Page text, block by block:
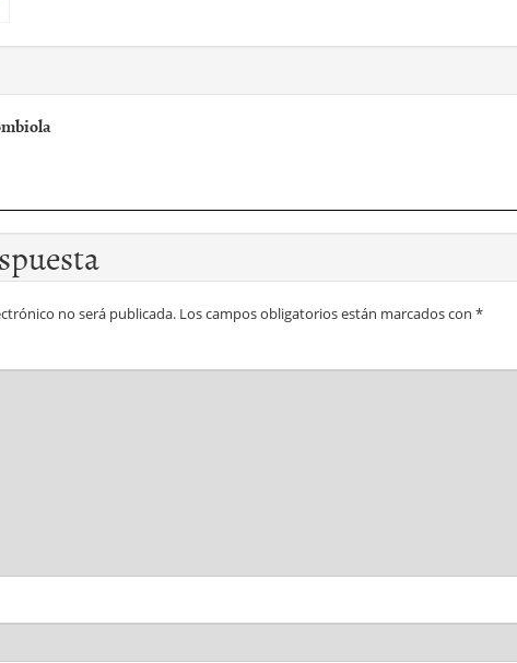
no será publicada. Los campos obligatorios están marcados con *